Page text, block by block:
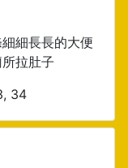
細長長的大便
拉肚子
34